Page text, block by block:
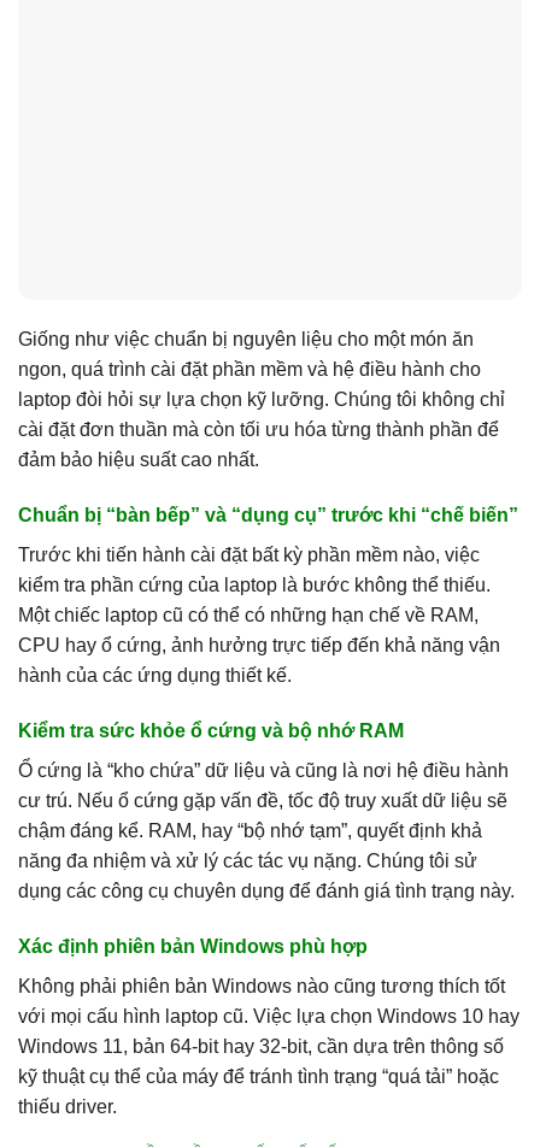
Giống như việc chuẩn bị nguyên liệu cho một món ăn
ngon, quá trình cài đặt phần mềm và hệ điều hành cho
laptop đòi hỏi sự lựa chọn kỹ lưỡng. Chúng tôi không chỉ
cài đặt đơn thuần mà còn tối ưu hóa từng thành phần để
đảm bảo hiệu suất cao nhất.
Chuẩn bị “bàn bếp” và “dụng cụ” trước khi “chế biến”
Trước khi tiến hành cài đặt bất kỳ phần mềm nào, việc
kiểm tra phần cứng của laptop là bước không thể thiếu.
Một chiếc laptop cũ có thể có những hạn chế về RAM,
CPU hay ổ cứng, ảnh hưởng trực tiếp đến khả năng vận
hành của các ứng dụng thiết kế.
Kiểm tra sức khỏe ổ cứng và bộ nhớ RAM
Ổ cứng là “kho chứa” dữ liệu và cũng là nơi hệ điều hành
cư trú. Nếu ổ cứng gặp vấn đề, tốc độ truy xuất dữ liệu sẽ
chậm đáng kể. RAM, hay “bộ nhớ tạm”, quyết định khả
năng đa nhiệm và xử lý các tác vụ nặng. Chúng tôi sử
dụng các công cụ chuyên dụng để đánh giá tình trạng này.
Xác định phiên bản Windows phù hợp
Không phải phiên bản Windows nào cũng tương thích tốt
với mọi cấu hình laptop cũ. Việc lựa chọn Windows 10 hay
Windows 11, bản 64-bit hay 32-bit, cần dựa trên thông số
kỹ thuật cụ thể của máy để tránh tình trạng “quá tải” hoặc
thiếu driver.